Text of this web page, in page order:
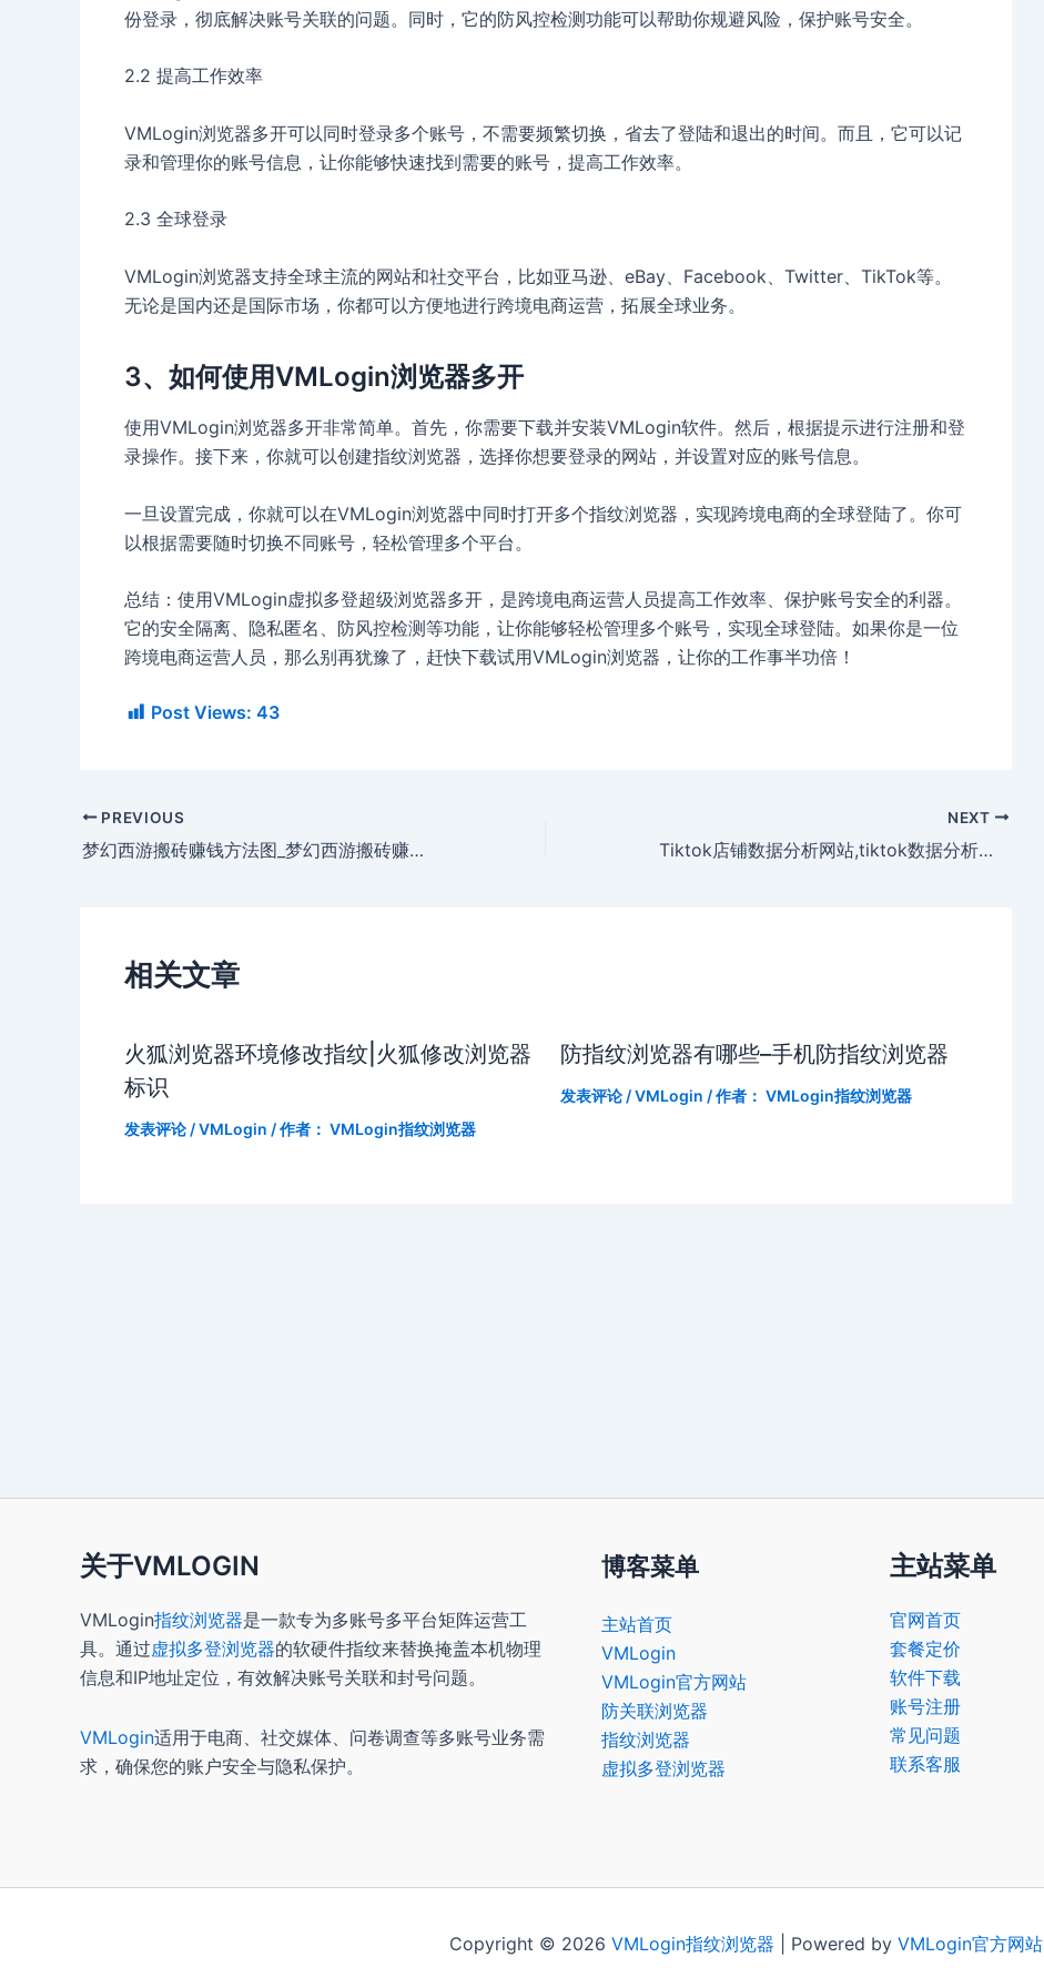
份登录，彻底解决账号关联的问题。同时，它的防风控检测功能可以帮助你规避风险，保护账号安全。
2.2 提高工作效率
VMLogin浏览器多开可以同时登录多个账号，不需要频繁切换，省去了登陆和退出的时间。而且，它可以记
录和管理你的账号信息，让你能够快速找到需要的账号，提高工作效率。
2.3 全球登录
VMLogin浏览器支持全球主流的网站和社交平台，比如亚马逊、eBay、Facebook、Twitter、TikTok等。
无论是国内还是国际市场，你都可以方便地进行跨境电商运营，拓展全球业务。
3、如何使用VMLogin浏览器多开
使用VMLogin浏览器多开非常简单。首先，你需要下载并安装VMLogin软件。然后，根据提示进行注册和登
录操作。接下来，你就可以创建指纹浏览器，选择你想要登录的网站，并设置对应的账号信息。
一旦设置完成，你就可以在VMLogin浏览器中同时打开多个指纹浏览器，实现跨境电商的全球登陆了。你可
以根据需要随时切换不同账号，轻松管理多个平台。
总结：使用VMLogin虚拟多登超级浏览器多开，是跨境电商运营人员提高工作效率、保护账号安全的利器。
它的安全隔离、隐私匿名、防风控检测等功能，让你能够轻松管理多个账号，实现全球登陆。如果你是一位
跨境电商运营人员，那么别再犹豫了，赶快下载试用VMLogin浏览器，让你的工作事半功倍！
Post Views: 43
PREVIOUS
梦幻西游搬砖赚钱方法图_梦幻西游搬砖赚钱之道
NEXT
Tiktok店铺数据分析网站,tiktok数据分析在哪
相关文章
火狐浏览器环境修改指纹|火狐修改浏览器
标识
发表评论 /VMLogin / 作者： VMLogin指纹浏览器
防指纹浏览器有哪些–手机防指纹浏览器
发表评论 /VMLogin / 作者： VMLogin指纹浏览器
关于VMLOGIN
VMLogin指纹浏览器是一款专为多账号多平台矩阵运营工
具。通过虚拟多登浏览器的软硬件指纹来替换掩盖本机物理
信息和IP地址定位，有效解决账号关联和封号问题。
VMLogin适用于电商、社交媒体、问卷调查等多账号业务需
求，确保您的账户安全与隐私保护。
博客菜单
主站首页
VMLogin
VMLogin官方网站
防关联浏览器
指纹浏览器
虚拟多登浏览器
主站菜单
官网首页
套餐定价
软件下载
账号注册
常见问题
联系客服
Copyright © 2026 VMLogin指纹浏览器 | Powered by VMLogin官方网站